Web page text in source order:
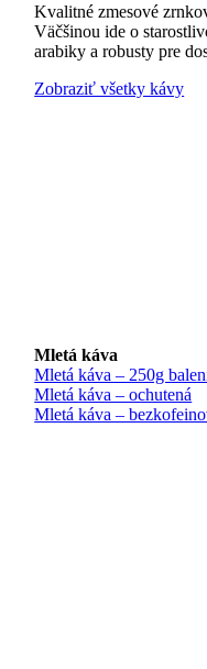
Kvalitné zmesové
Väčšinou ide o
arabiky a robusty pre
Zobraziť všetky kávy
Mletá káva
Mletá káva – 250g
Mletá káva – ochutená
Mletá káva –